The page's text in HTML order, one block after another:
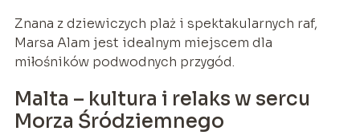
Znana z dziewiczych plaż i spektakularnych raf,
Marsa Alam jest idealnym miejscem dla
miłośników podwodnych przygód.
Malta – kultura i relaks w sercu
Morza Śródziemnego